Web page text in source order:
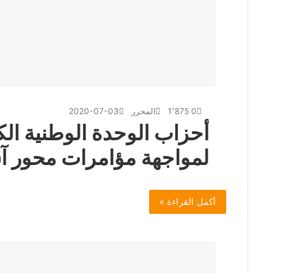
المحرر 2020-07-03 01٬875
أحزاب الوحدة الوطنية
لمواجهة مؤامرات محور
أكمل القراءة »